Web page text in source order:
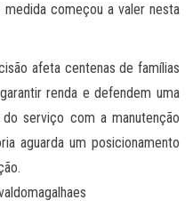
começou a valer nesta
afeta centenas de famílias
renda e defendem uma
serviço com a manutenção
aguarda um posicionamento